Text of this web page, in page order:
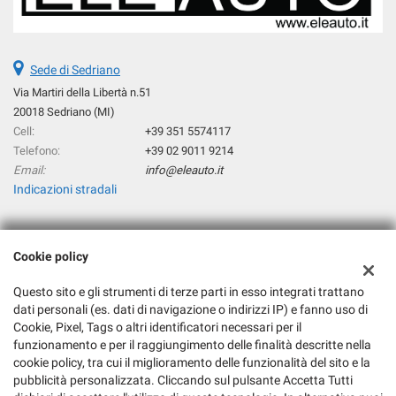
Sede di Sedriano
Via Martiri della Libertà n.51
20018 Sedriano (MI)
Cell:
+39 351 5574117
Telefono:
+39 02 9011 9214
Email:
info@eleauto.it
Indicazioni stradali
Dati fiscali:
Via Martiri della Libertà n°51, 20018 Sedriano (MI)
C.F/P.IVA:06217180964
Registro delle imprese:MI
REA:MI-1877570
Cookie policy
Questo sito e gli strumenti di terze parti in esso integrati trattano
dati personali (es. dati di navigazione o indirizzi IP) e fanno uso di
Cookie, Pixel, Tags o altri identificatori necessari per il
funzionamento e per il raggiungimento delle finalità descritte nella
cookie policy, tra cui il miglioramento delle funzionalità del sito e la
pubblicità personalizzata. Cliccando sul pulsante Accetta Tutti